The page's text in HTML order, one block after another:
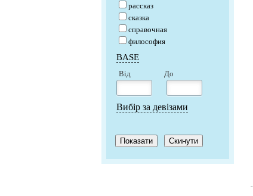
рассказ
сказка
справочная
философия
BASE
Від До
Вибір за девізами